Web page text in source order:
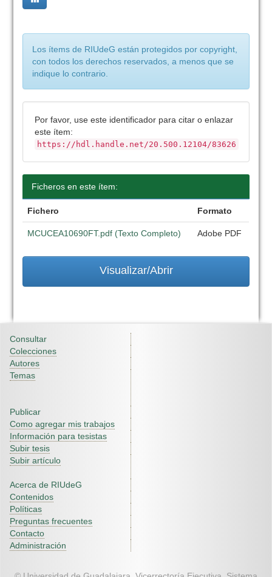
Los ítems de RIUdeG están protegidos por copyright,
con todos los derechos reservados, a menos que se
indique lo contrario.
Por favor, use este identificador para citar o enlazar
este ítem:
https://hdl.handle.net/20.500.12104/83626
Ficheros en este ítem:
Fichero Formato
MCUCEA10690FT.pdf (Texto Completo) Adobe PDF
Visualizar/Abrir
Consultar
Colecciones
Autores
Temas
Publicar
Como agregar mis trabajos
Información para tesistas
Subir tesis
Subir artículo
Acerca de RIUdeG
Contenidos
Políticas
Preguntas frecuentes
Contacto
Administración